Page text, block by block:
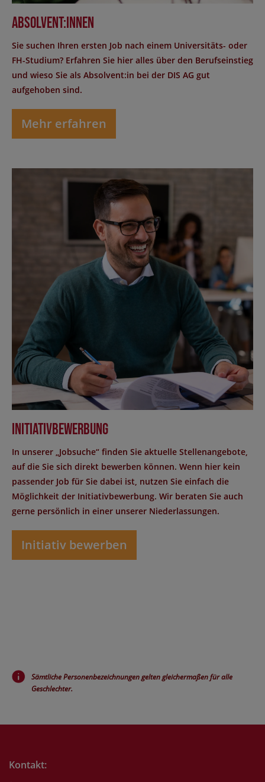
Absolvent:innen
Sie suchen Ihren ersten Job nach einem Universitäts- oder
FH-Studium? Erfahren Sie hier alles über den Berufseinstieg
und wieso Sie als Absolvent:in bei der DIS AG gut
aufgehoben sind.
Mehr erfahren
Initiativbewerbung
In unserer „Jobsuche“ finden Sie aktuelle Stellenangebote,
auf die Sie sich direkt bewerben können. Wenn hier kein
passender Job für Sie dabei ist, nutzen Sie einfach die
Möglichkeit der Initiativbewerbung. Wir beraten Sie auch
gerne persönlich in einer unserer Niederlassungen.
Initiativ bewerben
Sämtliche Personenbezeichnungen gelten gleichermaßen für alle
Geschlechter.
Kontakt: